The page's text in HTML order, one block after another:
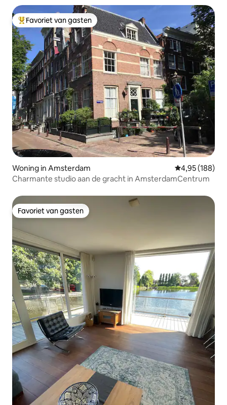
Topfavoriet van gasten
Favoriet van gasten
Woning in Amsterdam Gemiddelde
4,95 (188)
Charmante studio aan de gracht in AmsterdamCentrum
Favoriet van gasten
Favoriet van gasten